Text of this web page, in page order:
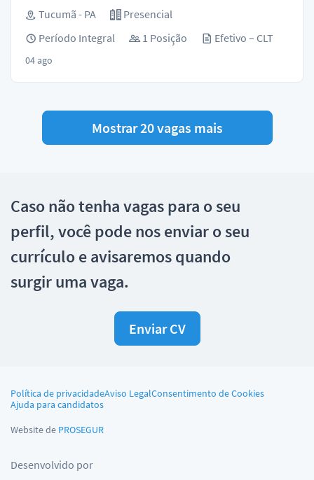
Tucumã - PA
Presencial
Período Integral
1 Posição Efetivo – CLT
04 ago
Mostrar 20 vagas mais
Caso não tenha vagas para o seu
perfil, você pode nos enviar o seu
currículo e avisaremos quando
surgir uma vaga.
Enviar CV
Política de privacidadeAviso LegalConsentimento de Cookies
Ajuda para candidatos
Website de PROSEGUR
Desenvolvido por